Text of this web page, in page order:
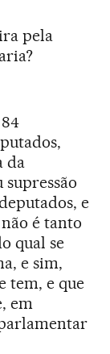
pela
da
e
é tanto
qual se
e sim,
tem, e que
em